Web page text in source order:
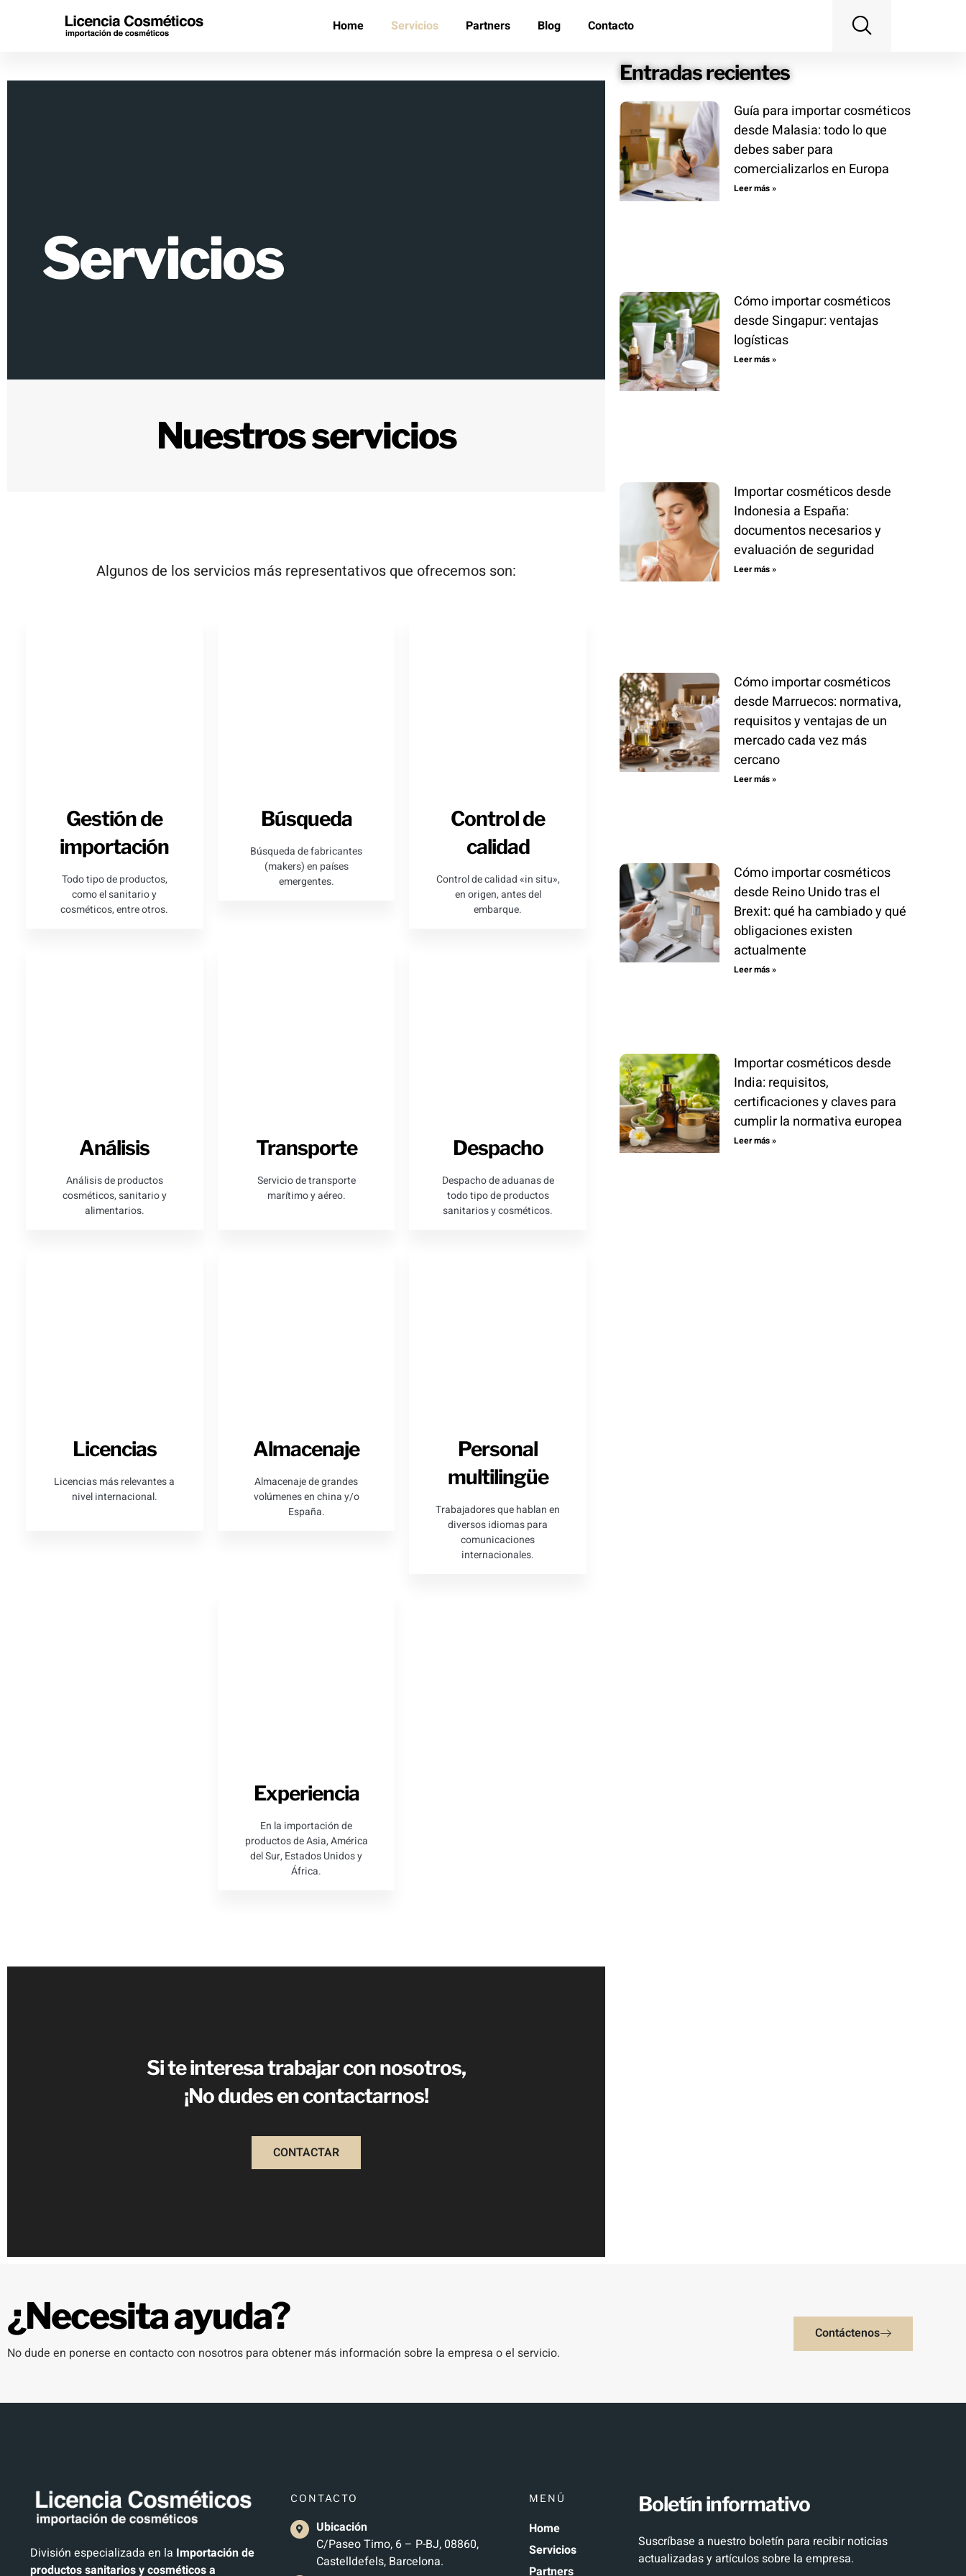
Home Servicios Partners Blog Contacto
Servicios
Nuestros servicios
Algunos de los servicios más representativos que ofrecemos son:
Gestión de
importación
Todo tipo de productos,
como el sanitario y
cosméticos, entre otros.
Búsqueda
Búsqueda de fabricantes
(makers) en países
emergentes.
Control de
calidad
Control de calidad «in situ»,
en origen, antes del
embarque.
Análisis
Análisis de productos
cosméticos, sanitario y
alimentarios.
Transporte
Servicio de transporte
marítimo y aéreo.
Despacho
Despacho de aduanas de
todo tipo de productos
sanitarios y cosméticos.
Licencias
Licencias más relevantes a
nivel internacional.
Almacenaje
Almacenaje de grandes
volúmenes en china y/o
España.
Personal
multilingüe
Trabajadores que hablan en
diversos idiomas para
comunicaciones
internacionales.
Experiencia
En la importación de
productos de Asia, América
del Sur, Estados Unidos y
África.
Si te interesa trabajar con nosotros,
¡No dudes en contactarnos!
CONTACTAR
Entradas recientes
Guía para importar cosméticos
desde Malasia: todo lo que
debes saber para
comercializarlos en Europa
Leer más »
Cómo importar cosméticos
desde Singapur: ventajas
logísticas
Leer más »
Importar cosméticos desde
Indonesia a España:
documentos necesarios y
evaluación de seguridad
Leer más »
Cómo importar cosméticos
desde Marruecos: normativa,
requisitos y ventajas de un
mercado cada vez más
cercano
Leer más »
Cómo importar cosméticos
desde Reino Unido tras el
Brexit: qué ha cambiado y qué
obligaciones existen
actualmente
Leer más »
Importar cosméticos desde
India: requisitos,
certificaciones y claves para
cumplir la normativa europea
Leer más »
¿Necesita ayuda?
No dude en ponerse en contacto con nosotros para obtener más información sobre la empresa o el servicio.
Contáctenos
División especializada en la Importación de
productos sanitarios y cosméticos a
CONTACTO
Ubicación
C/Paseo Timo, 6 – P-BJ, 08860,
Castelldefels, Barcelona.
MENÚ
Home
Servicios
Partners
Boletín informativo
Suscríbase a nuestro boletín para recibir noticias
actualizadas y artículos sobre la empresa.